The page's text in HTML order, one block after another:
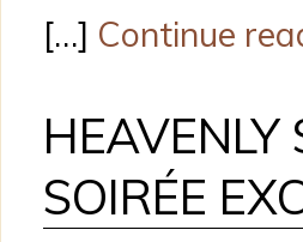
[…] Continue
SOIRÉE